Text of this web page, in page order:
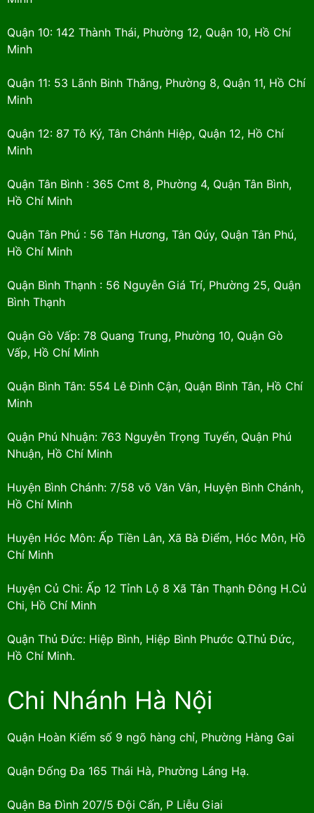
Quận 10: 142 Thành Thái, Phường 12, Quận 10, Hồ Chí
Minh
Quận 11: 53 Lãnh Binh Thăng, Phường 8, Quận 11, Hồ Chí
Minh
Quận 12: 87 Tô Ký, Tân Chánh Hiệp, Quận 12, Hồ Chí
Minh
Quận Tân Bình : 365 Cmt 8, Phường 4, Quận Tân Bình,
Hồ Chí Minh
Quận Tân Phú : 56 Tân Hương, Tân Qúy, Quận Tân Phú,
Hồ Chí Minh
Quận Bình Thạnh : 56 Nguyễn Giá Trí, Phường 25, Quận
Bình Thạnh
Quận Gò Vấp: 78 Quang Trung, Phường 10, Quận Gò
Vấp, Hồ Chí Minh
Quận Bình Tân: 554 Lê Đình Cận, Quận Bình Tân, Hồ Chí
Minh
Quận Phú Nhuận: 763 Nguyễn Trọng Tuyển, Quận Phú
Nhuận, Hồ Chí Minh
Huyện Bình Chánh: 7/58 võ Văn Vân, Huyện Bình Chánh,
Hồ Chí Minh
Huyện Hóc Môn: Ấp Tiền Lân, Xã Bà Điểm, Hóc Môn, Hồ
Chí Minh
Huyện Củ Chi: Ấp 12 Tỉnh Lộ 8 Xã Tân Thạnh Đông H.Củ
Chi, Hồ Chí Minh
Quận Thủ Đức: Hiệp Bình, Hiệp Bình Phước Q.Thủ Đức,
Hồ Chí Minh.
Chi Nhánh Hà Nội
Quận Hoàn Kiếm số 9 ngõ hàng chỉ, Phường Hàng Gai
Quận Đống Đa 165 Thái Hà, Phường Láng Hạ.
Quận Ba Đình 207/5 Đội Cấn, P Liễu Giai